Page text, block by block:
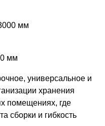
мм
мм
универсальное и
хранения
помещениях, где
сборки и гибкость